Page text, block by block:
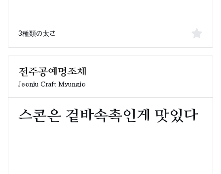
3種類の太さ
Jeonju Craft Myungjo